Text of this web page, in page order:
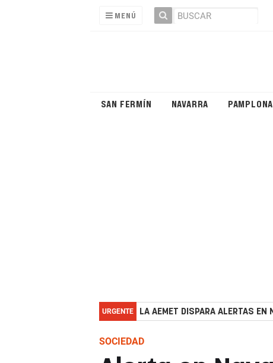
MENÚ
SAN FERMÍN NAVARRA PAMPLONA
URGENTE LA AEMET DISPARA ALERTAS EN
SOCIEDAD